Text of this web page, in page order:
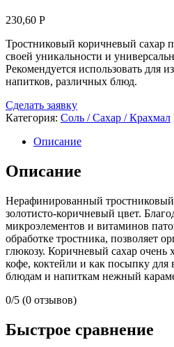
230,60 Р
Тростниковый коричневый сахар
своей уникальности и
Рекомендуется использовать для
напитков, различных блюд.
Сделать заявку
Категория: Соль / Сахар / Крахмал
Описание
Описание
Нерафинированный
золотисто-коричневый цвет.
микроэлементов и витаминов
обработке тростника, позволяет
глюкозу. Коричневый сахар очень
кофе, коктейли и как посыпку
блюдам и напиткам нежный
0/5 (0 отзывов)
Быстрое сравнение